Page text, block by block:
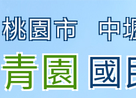
桃園市 中
青園國